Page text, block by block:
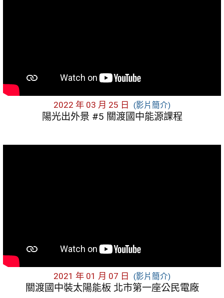
2022 年 03 月 25 日 (影片簡介)
陽光出外景 #5 關渡國中能源課程
2021 年 01 月 07 日 (影片簡介)
關渡國中裝太陽能板 北市第一座公民電廠